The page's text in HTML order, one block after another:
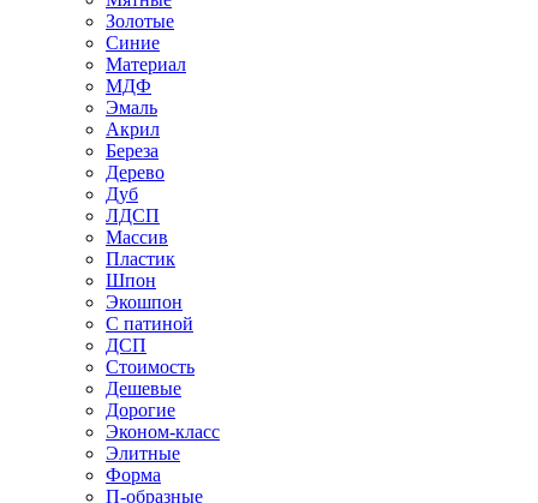
Золотые
Синие
Материал
МДФ
Эмаль
Акрил
Береза
Дерево
Дуб
ЛДСП
Массив
Пластик
Шпон
Экошпон
С патиной
ДСП
Стоимость
Дешевые
Дорогие
Эконом-класс
Элитные
Форма
П-образные